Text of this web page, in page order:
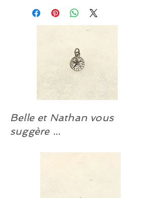
notre atelier.
Belle et Nathan vous
suggère ...